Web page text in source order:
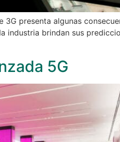
presenta algunas
industria brindan sus
5G